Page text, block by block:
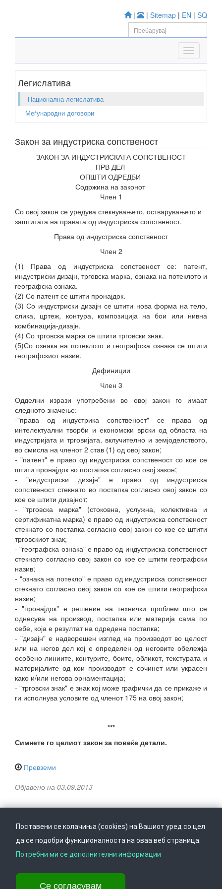
| | Sitemap | EN | SQ
Легислатива
Национална легислатива
Меѓународни договори
Закон за индустриска сопственост
ЗАКОН ЗА ИНДУСТРИСКАТА СОПСТВЕНОСТ
ПРВ ДЕЛ
ОПШТИ ОДРЕДБИ
Содржина на законот
Член 1
Со овој закон се уредува стекнувањето, остварувањето и
заштитата на правата од индустриска сопственост.
Права од индустриска сопственост
Член 2
(1) Права од индустриска сопственост се: патент,
индустриски дизајн, трговска марка, ознака на потеклото и
географска ознака.
(2) Со патент се штити пронајдок.
(3) Со индустриски дизајн се штити нова форма на тело,
слика, цртеж, контура, композиција на бои или нивна
комбинација-дизајн.
(4) Со трговска марка се штити трговски знак.
(5)Со ознака на потеклото и географска ознака се штити
географскиот назив.
Дефиниции
Член 3
Одделни изрази употребени во овој закон го имаат
следното значење:
-"права од индустрика сопственост" се права од
интелектуални творби и економски врски од областа на
индустријата и трговијата, вклучително и земјоделството,
во смисла на членот 2 став (1) од овој закон;
- "патент" е право од индустриска сопственост со кое се
штити пронајдок во постапка согласно овој закон;
- "индустриски дизајн" е право од индустриска
сопственост стекнато во постапка согласно овој закон со
кое се штити дизајнот;
- "трговска марка" (стоковна, услужна, колективна и
сертификатна марка) е право од индустриска сопственост
стекнато со постапка согласно овој закон со кое се штити
трговскиот знак;
- "географска ознака" е право од индустриска сопственост
стекнато согласно овој закон со кое се штити географски
назив;
- "ознака на потекло" е право од индустриска сопственост
стекнато согласно овој закон со кое се штити географски
назив;
- "пронајдок" е решение на технички проблем што се
однесува на производ, постапка или материја сама по
себе, која е резултат на одредена постапка;
- "дизајн" е надворешен изглед на производот во целост
или на негов дел кој е определен од неговите обележја
особено линиите, контурите, боите, обликот, текстурата и
материјалите од кои производот е сочинет или украсен
како и/или негова орнаментација;
- "трговски знак" е знак кој може графички да се прикаже и
ги исполнува условите од членот 175 на овој закон;
***
Симнете го целиот закон за повеќе детали.
Превземи
Објавено на 03.09.2013
Врати се горе Следете не на
Поставени се колачиња (cookies) на Вашиот уред со цел
да се подобри функционалноста на оваа веб страница.
Потребни ми се дополнителни информации
Се согласувам